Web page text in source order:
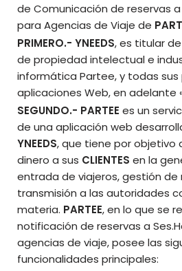
de Comunicación de reservas
para Agencias de Viaje de
PRIMERO.- YNEEDS, es titular
de propiedad intelectual e
informática Partee, y todas sus
aplicaciones Web, en adelante
SEGUNDO.- PARTEE es un
de una aplicación web
YNEEDS, que tiene por objetivo
dinero a sus CLIENTES en la
entrada de viajeros, gestión de
transmisión a las autoridades
materia. PARTEE, en lo que se
notificación de reservas a
agencias de viaje, posee las
funcionalidades principales: